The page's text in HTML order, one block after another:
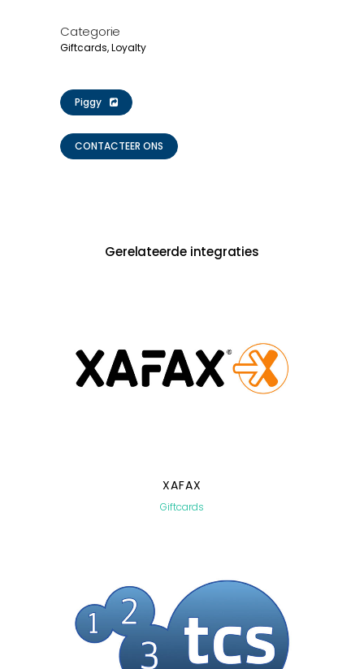
Categorie
Giftcards, Loyalty
Piggy
CONTACTEER ONS
Gerelateerde integraties
XAFAX
Giftcards